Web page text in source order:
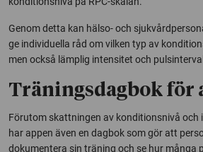
Genom detta kan hälso- och
ge individuella råd om vilken typ av
men också lämplig intensitet och
Träningsdagbok för
Förutom skattningen av konditionsnivå och
har appen även en dagbok som gör att
dokumentera sin träning och se hur många